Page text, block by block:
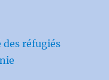
réfugiés